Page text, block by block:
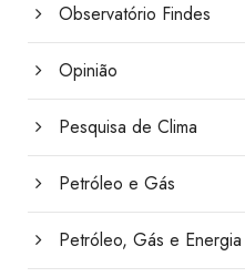
Observatório Findes
Opinião
Pesquisa de Clima
Petróleo e Gás
Petróleo, Gás e Energia